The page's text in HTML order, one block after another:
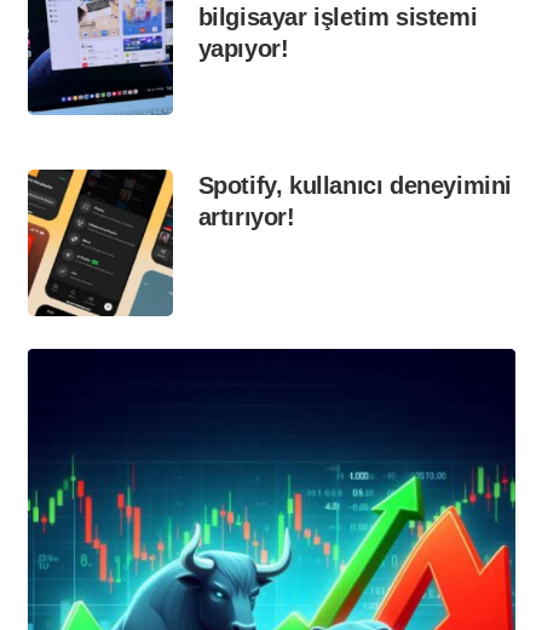
bilgisayar işletim sistemi
yapıyor!
Spotify, kullanıcı deneyimini
artırıyor!